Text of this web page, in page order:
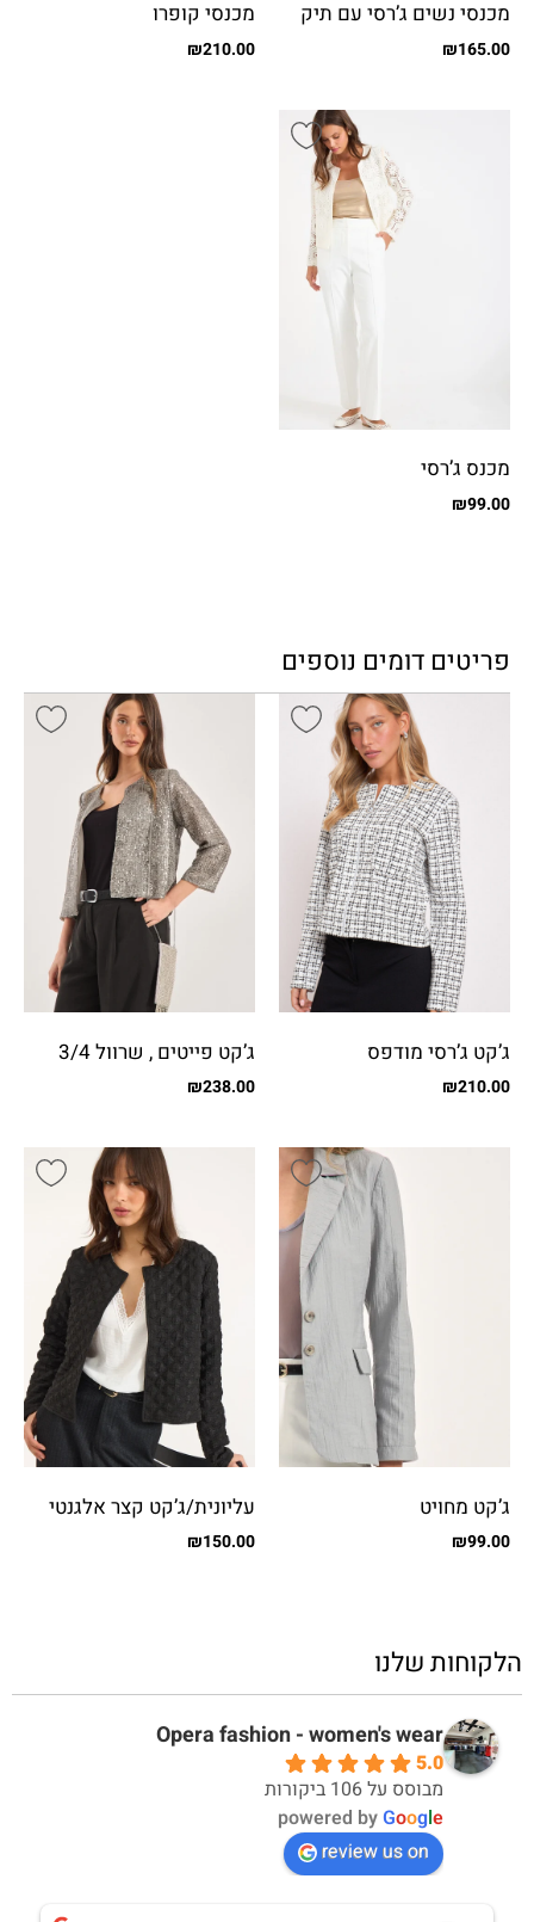
מכנסי נשים ג’רסי עם תיק
תק
₪165.00
מכנסי קופרו
₪210.00
מכנס ג’רסי
₪99.00
פריטים דומים נוספים
ג’קט ג’רסי מודפס
₪210.00
ג’קט פייטים , שרוול 3/4
₪238.00
ג’קט מחויט
₪99.00
עליונית/ג’קט קצר אלגנטי
₪150.00
הלקוחות שלנו
Opera fashion - women's wear
5.0
מבוסס על 106 ביקורות
powered byGoogle
review us on